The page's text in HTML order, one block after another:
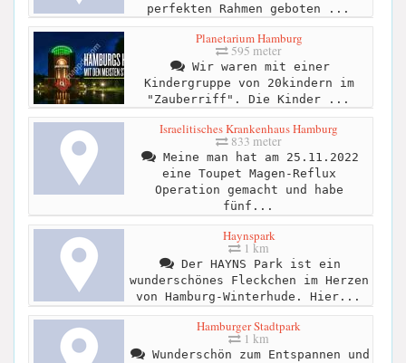
perfekten Rahmen geboten ...
Planetarium Hamburg
595 meter
Wir waren mit einer
Kindergruppe von 20kindern im
"Zauberriff". Die Kinder ...
Israelitisches Krankenhaus Hamburg
833 meter
Meine man hat am 25.11.2022
eine Toupet Magen-Reflux
Operation gemacht und habe
fünf...
Haynspark
1 km
Der HAYNS Park ist ein
wunderschönes Fleckchen im Herzen
von Hamburg-Winterhude. Hier...
Hamburger Stadtpark
1 km
Wunderschön zum Entspannen und